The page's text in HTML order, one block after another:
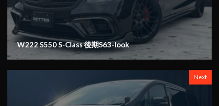
W222 S550 S-Class 後期S63-look
Next